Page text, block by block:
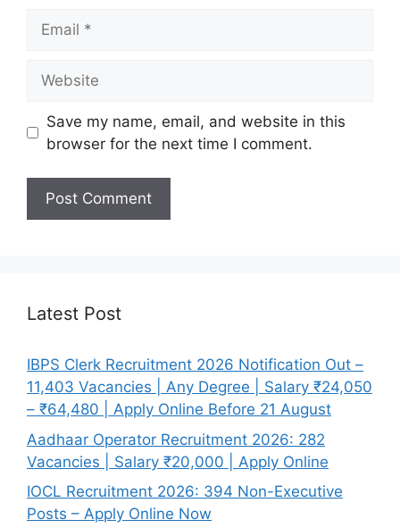
Save my name, email, and website in this
browser for the next time I comment.
Latest Post
IBPS Clerk Recruitment 2026 Notification Out –
11,403 Vacancies | Any Degree | Salary ₹24,050
– ₹64,480 | Apply Online Before 21 August
Aadhaar Operator Recruitment 2026: 282
Vacancies | Salary ₹20,000 | Apply Online
IOCL Recruitment 2026: 394 Non-Executive
Posts – Apply Online Now